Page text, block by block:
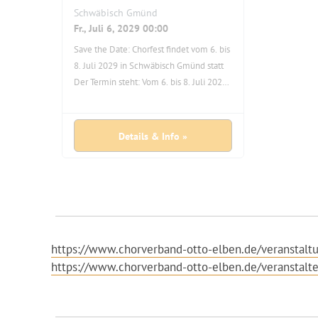
Schwäbisch Gmünd
Fr., Juli 6, 2029 00:00
Save the Date: Chorfest findet vom 6. bis
8. Juli 2029 in Schwäbisch Gmünd statt
Der Termin steht: Vom 6. bis 8. Juli 2029
Schwäbischen Chorverbands. Nur alle
zehn Jahre findet dieses besondere Fest
SCV auf eine inspirierende
Gastgeberstadt mit viel Erfahrung und
Herz für die Chormusik. Jetzt schon
Details & Info »
https://www.chorverband-otto-elben.de/
https://www.chorverband-otto-elben.de/